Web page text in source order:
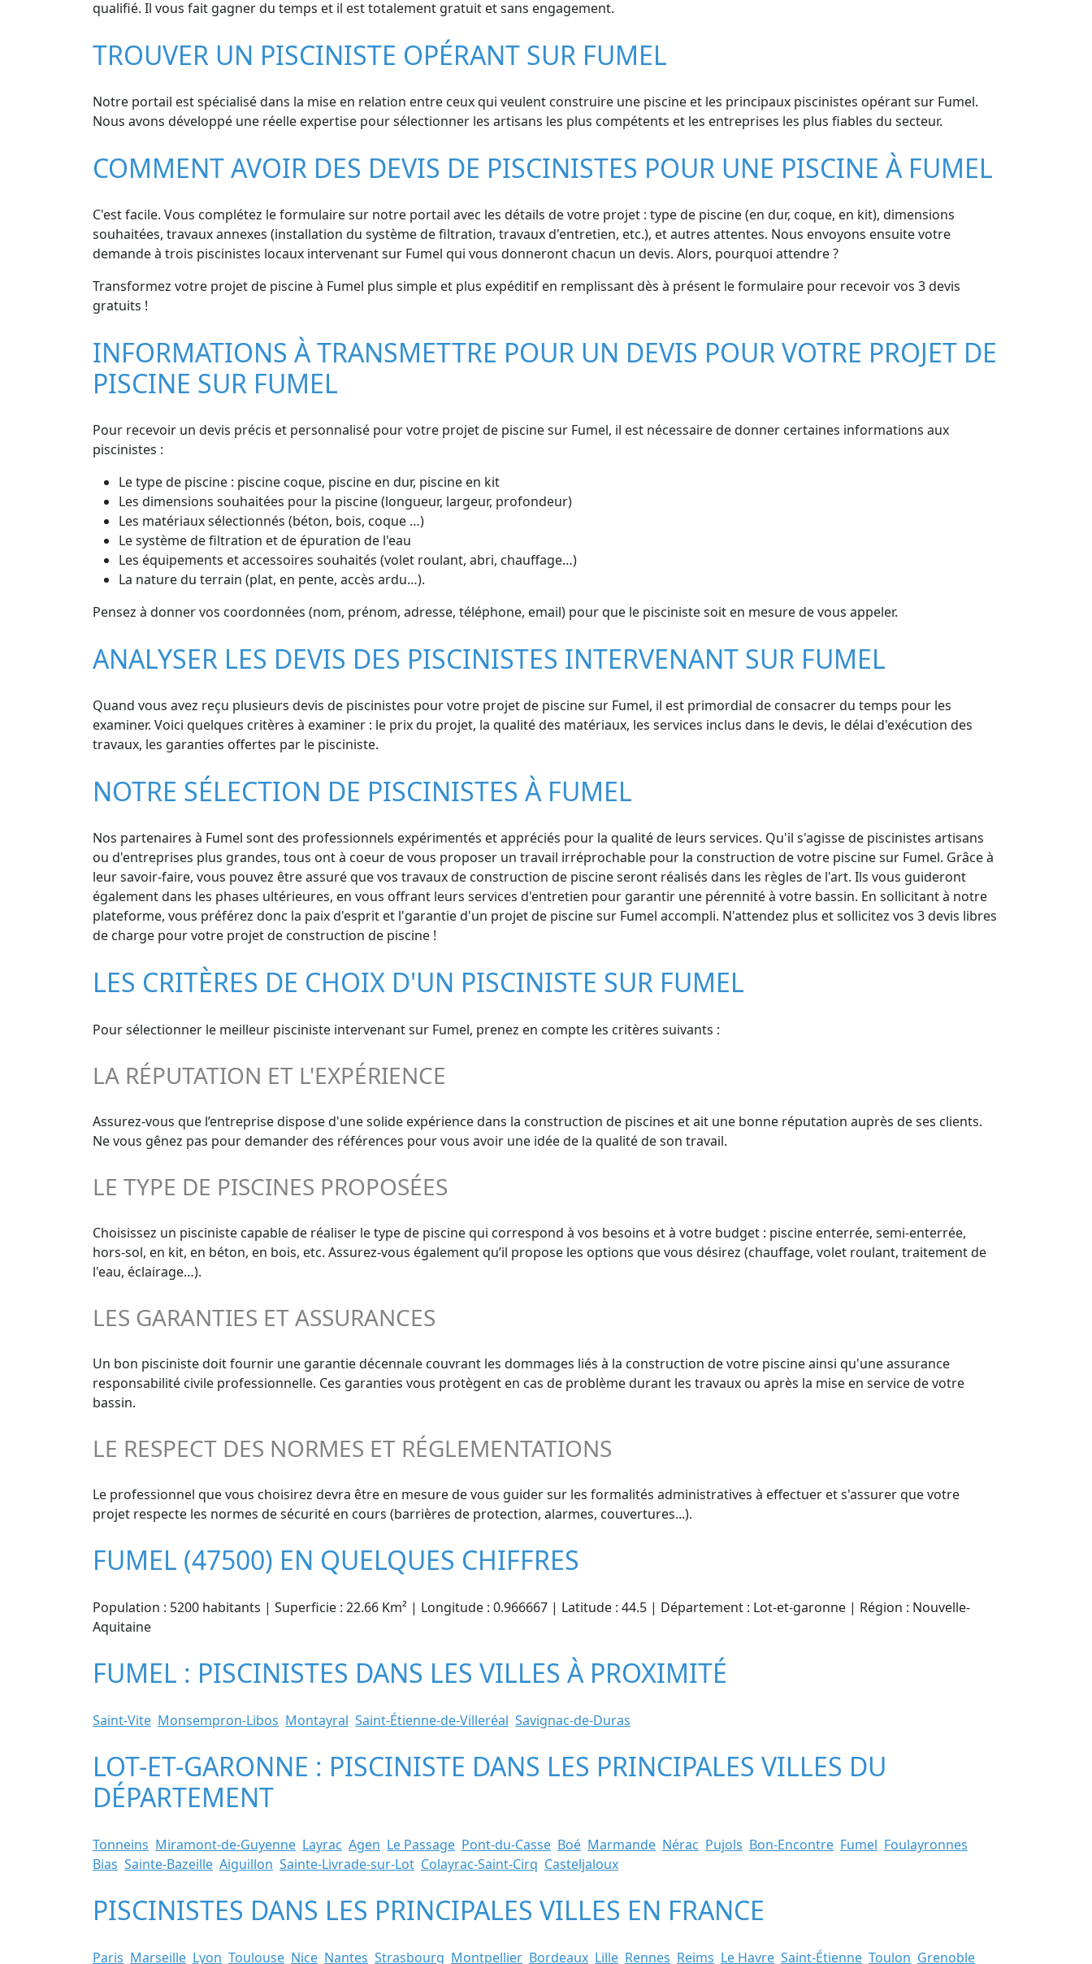
qualifié. Il vous fait gagner du temps et il est totalement gratuit et sans engagement.
TROUVER UN PISCINISTE OPÉRANT SUR FUMEL
Notre portail est spécialisé dans la mise en relation entre ceux qui veulent construire une piscine et les principaux piscinistes opérant sur Fumel.
Nous avons développé une réelle expertise pour sélectionner les artisans les plus compétents et les entreprises les plus fiables du secteur.
COMMENT AVOIR DES DEVIS DE PISCINISTES POUR UNE PISCINE À FUMEL
C'est facile. Vous complétez le formulaire sur notre portail avec les détails de votre projet : type de piscine (en dur, coque, en kit), dimensions
souhaitées, travaux annexes (installation du système de filtration, travaux d'entretien, etc.), et autres attentes. Nous envoyons ensuite votre
demande à trois piscinistes locaux intervenant sur Fumel qui vous donneront chacun un devis. Alors, pourquoi attendre ?
Transformez votre projet de piscine à Fumel plus simple et plus expéditif en remplissant dès à présent le formulaire pour recevoir vos 3 devis
gratuits !
INFORMATIONS À TRANSMETTRE POUR UN DEVIS POUR VOTRE PROJET DE
PISCINE SUR FUMEL
Pour recevoir un devis précis et personnalisé pour votre projet de piscine sur Fumel, il est nécessaire de donner certaines informations aux
piscinistes :
Le type de piscine : piscine coque, piscine en dur, piscine en kit
Les dimensions souhaitées pour la piscine (longueur, largeur, profondeur)
Les matériaux sélectionnés (béton, bois, coque …)
Le système de filtration et de épuration de l'eau
Les équipements et accessoires souhaités (volet roulant, abri, chauffage…)
La nature du terrain (plat, en pente, accès ardu…).
Pensez à donner vos coordonnées (nom, prénom, adresse, téléphone, email) pour que le pisciniste soit en mesure de vous appeler.
ANALYSER LES DEVIS DES PISCINISTES INTERVENANT SUR FUMEL
Quand vous avez reçu plusieurs devis de piscinistes pour votre projet de piscine sur Fumel, il est primordial de consacrer du temps pour les
examiner. Voici quelques critères à examiner : le prix du projet, la qualité des matériaux, les services inclus dans le devis, le délai d'exécution des
travaux, les garanties offertes par le pisciniste.
NOTRE SÉLECTION DE PISCINISTES À FUMEL
Nos partenaires à Fumel sont des professionnels expérimentés et appréciés pour la qualité de leurs services. Qu'il s'agisse de piscinistes artisans
ou d'entreprises plus grandes, tous ont à coeur de vous proposer un travail irréprochable pour la construction de votre piscine sur Fumel. Grâce à
leur savoir-faire, vous pouvez être assuré que vos travaux de construction de piscine seront réalisés dans les règles de l'art. Ils vous guideront
également dans les phases ultérieures, en vous offrant leurs services d'entretien pour garantir une pérennité à votre bassin. En sollicitant à notre
plateforme, vous préférez donc la paix d'esprit et l'garantie d'un projet de piscine sur Fumel accompli. N'attendez plus et sollicitez vos 3 devis libres
de charge pour votre projet de construction de piscine !
LES CRITÈRES DE CHOIX D'UN PISCINISTE SUR FUMEL
Pour sélectionner le meilleur pisciniste intervenant sur Fumel, prenez en compte les critères suivants :
LA RÉPUTATION ET L'EXPÉRIENCE
Assurez-vous que l’entreprise dispose d'une solide expérience dans la construction de piscines et ait une bonne réputation auprès de ses clients.
Ne vous gênez pas pour demander des références pour vous avoir une idée de la qualité de son travail.
LE TYPE DE PISCINES PROPOSÉES
Choisissez un pisciniste capable de réaliser le type de piscine qui correspond à vos besoins et à votre budget : piscine enterrée, semi-enterrée,
hors-sol, en kit, en béton, en bois, etc. Assurez-vous également qu’il propose les options que vous désirez (chauffage, volet roulant, traitement de
l'eau, éclairage…).
LES GARANTIES ET ASSURANCES
Un bon pisciniste doit fournir une garantie décennale couvrant les dommages liés à la construction de votre piscine ainsi qu'une assurance
responsabilité civile professionnelle. Ces garanties vous protègent en cas de problème durant les travaux ou après la mise en service de votre
bassin.
LE RESPECT DES NORMES ET RÉGLEMENTATIONS
Le professionnel que vous choisirez devra être en mesure de vous guider sur les formalités administratives à effectuer et s'assurer que votre
projet respecte les normes de sécurité en cours (barrières de protection, alarmes, couvertures...).
FUMEL (47500) EN QUELQUES CHIFFRES
Population : 5200 habitants | Superficie : 22.66 Km² | Longitude : 0.966667 | Latitude : 44.5 | Département : Lot-et-garonne | Région : Nouvelle-
Aquitaine
FUMEL : PISCINISTES DANS LES VILLES À PROXIMITÉ
Saint-Vite Monsempron-Libos Montayral Saint-Étienne-de-Villeréal Savignac-de-Duras
LOT-ET-GARONNE : PISCINISTE DANS LES PRINCIPALES VILLES DU
DÉPARTEMENT
Tonneins Miramont-de-Guyenne Layrac Agen Le Passage Pont-du-Casse Boé Marmande Nérac Pujols Bon-Encontre Fumel Foulayronnes
Bias Sainte-Bazeille Aiguillon Sainte-Livrade-sur-Lot Colayrac-Saint-Cirq Casteljaloux
PISCINISTES DANS LES PRINCIPALES VILLES EN FRANCE
Paris Marseille Lyon Toulouse Nice Nantes Strasbourg Montpellier Bordeaux Lille Rennes Reims Le Havre Saint-Étienne Toulon Grenoble